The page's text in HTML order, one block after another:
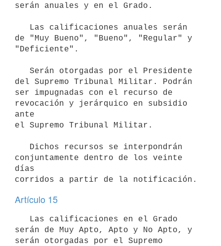
serán anuales y en el Grado.
de "Muy Bueno", "Bueno", "Regular" y
"Deficiente".
del Supremo Tribunal Militar. Podrán
ser impugnadas con el recurso de
revocación y jerárquico en subsidio
ante
el Supremo Tribunal Militar.
conjuntamente dentro de los veinte
días
Artículo 15
serán de Muy Apto, Apto y No Apto, y
serán otorgadas por el Supremo